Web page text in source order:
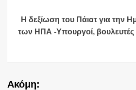
Η δεξίωση του Πάιατ για την
των ΗΠΑ -Υπουργοί, βουλευτές
Ακόμη: